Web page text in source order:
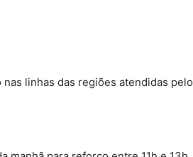
linhas das regiões atendidas pelo